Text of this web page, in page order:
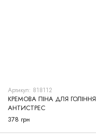
Артикул: 818112
КРЕМОВА ПІНА ДЛЯ ГОЛІННЯ
АНТИСТРЕС
378 грн